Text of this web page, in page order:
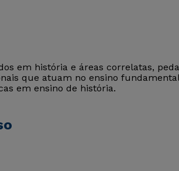
em história e áreas correlatas,
que atuam no ensino
em ensino de história.